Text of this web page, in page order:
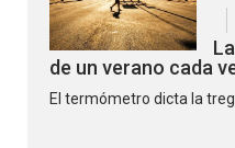
de un verano cada
El termómetro dicta la